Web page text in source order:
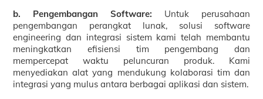
b. Pengembangan Software: Untuk perusahaan
pengembangan perangkat lunak, solusi software
engineering dan integrasi sistem kami telah membantu
meningkatkan efisiensi tim pengembang dan
mempercepat waktu peluncuran produk. Kami
menyediakan alat yang mendukung kolaborasi tim dan
integrasi yang mulus antara berbagai aplikasi dan sistem.